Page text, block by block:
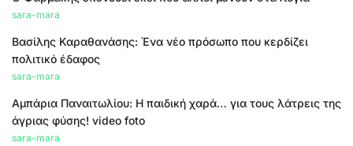
sara-mara
Βασίλης Καραθανάσης: Ένα νέο πρόσωπο που κερδίζει
πολιτικό έδαφος
sara-mara
Αμπάρια Παναιτωλίου: Η παιδική χαρά… για τους λάτρεις της
άγριας φύσης! video foto
sara-mara